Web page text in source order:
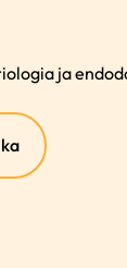
ja
(ulkoinen
linkki)